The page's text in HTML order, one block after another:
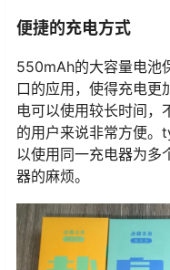
便捷的充电方式
550mAh的大容量电池
口的应用，使得充电更
电可以使用较长时间，
的用户来说非常方便
以使用同一充电器为多
器的麻烦。